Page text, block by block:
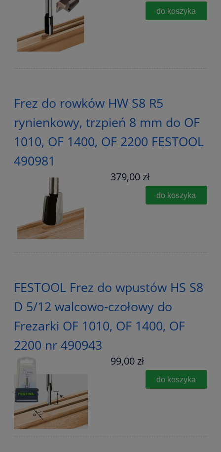
do koszyka
Frez do rowków HW S8 R5
rynienkowy, trzpień 8 mm do OF
1010, OF 1400, OF 2200 FESTOOL
490981
379,00 zł
do koszyka
FESTOOL Frez do wpustów HS S8
D 5/12 walcowo-czołowy do
Frezarki OF 1010, OF 1400, OF
2200 nr 490943
99,00 zł
do koszyka